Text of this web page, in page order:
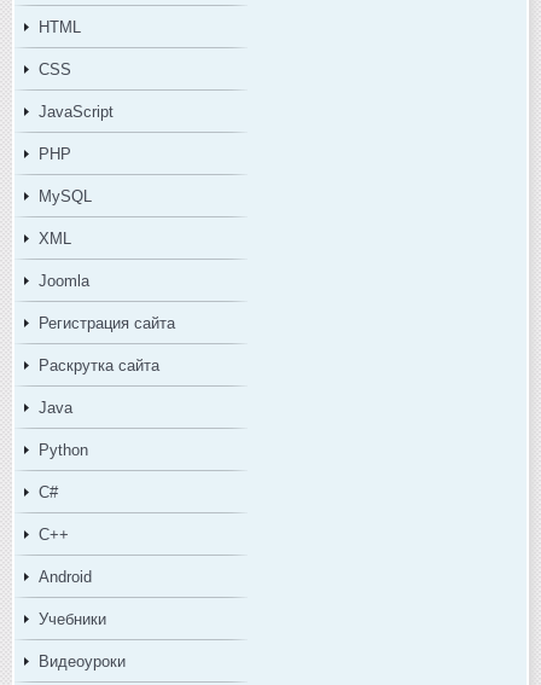
HTML
CSS
JavaScript
PHP
MySQL
XML
Joomla
Регистрация сайта
Раскрутка сайта
Java
Python
C#
C++
Android
Учебники
Видеоуроки